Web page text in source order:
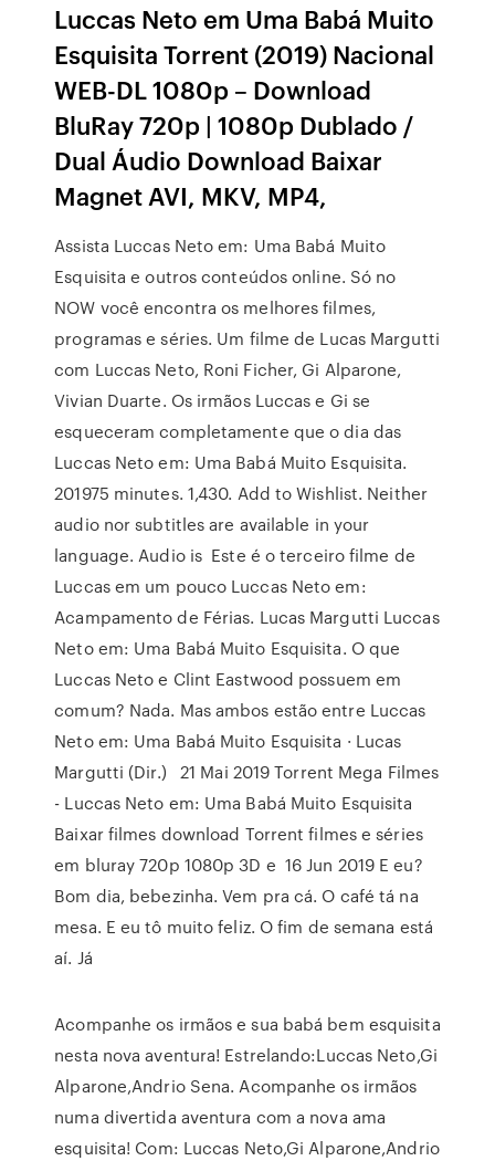
Luccas Neto em Uma Babá Muito
Esquisita Torrent (2019) Nacional
WEB-DL 1080p – Download
BluRay 720p | 1080p Dublado /
Dual Áudio Download Baixar
Magnet AVI, MKV, MP4,
Assista Luccas Neto em: Uma Babá Muito
Esquisita e outros conteúdos online. Só no
NOW você encontra os melhores filmes,
programas e séries. Um filme de Lucas Margutti
com Luccas Neto, Roni Ficher, Gi Alparone,
Vivian Duarte. Os irmãos Luccas e Gi se
esqueceram completamente que o dia das
Luccas Neto em: Uma Babá Muito Esquisita.
201975 minutes. 1,430. Add to Wishlist. Neither
audio nor subtitles are available in your
language. Audio is Este é o terceiro filme de
Luccas em um pouco Luccas Neto em:
Acampamento de Férias. Lucas Margutti Luccas
Neto em: Uma Babá Muito Esquisita. O que
Luccas Neto e Clint Eastwood possuem em
comum? Nada. Mas ambos estão entre Luccas
Neto em: Uma Babá Muito Esquisita · Lucas
Margutti (Dir.) 21 Mai 2019 Torrent Mega Filmes
- Luccas Neto em: Uma Babá Muito Esquisita
Baixar filmes download Torrent filmes e séries
em bluray 720p 1080p 3D e 16 Jun 2019 E eu?
Bom dia, bebezinha. Vem pra cá. O café tá na
mesa. E eu tô muito feliz. O fim de semana está
aí. Já
Acompanhe os irmãos e sua babá bem esquisita
nesta nova aventura! Estrelando:Luccas Neto,Gi
Alparone,Andrio Sena. Acompanhe os irmãos
numa divertida aventura com a nova ama
esquisita! Com: Luccas Neto,Gi Alparone,Andrio